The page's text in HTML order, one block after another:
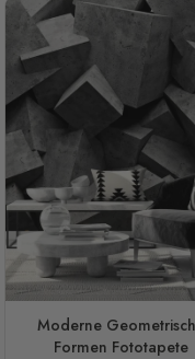
Moderne
Formen Fototapete